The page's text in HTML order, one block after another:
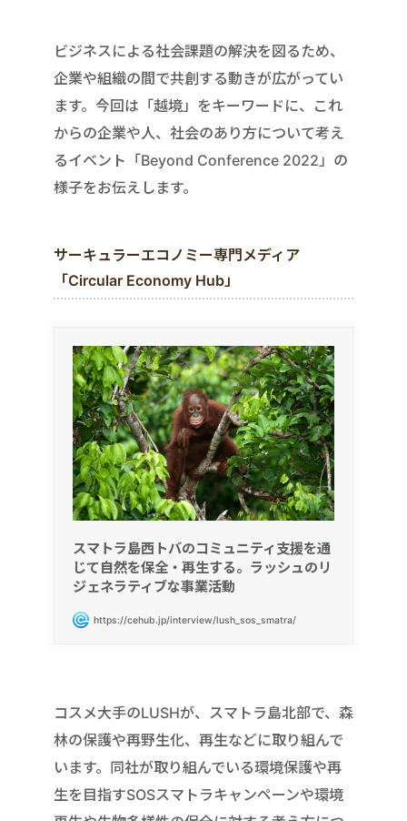
ビジネスによる社会課題の解決を図るため、
企業や組織の間で共創する動きが広がってい
ます。今回は「越境」をキーワードに、これ
からの企業や人、社会のあり方について考え
るイベント「Beyond Conference 2022」の
様子をお伝えします。
サーキュラーエコノミー専門メディア
「Circular Economy Hub」
スマトラ島西トバのコミュニティ支援を通
じて自然を保全・再生する。ラッシュのリ
ジェネラティブな事業活動
https://cehub.jp/interview/lush_sos_smatra/
コスメ大手のLUSHが、スマトラ島北部で、森
林の保護や再野生化、再生などに取り組んで
います。同社が取り組んでいる環境保護や再
生を目指すSOSスマトラキャンペーンや環境